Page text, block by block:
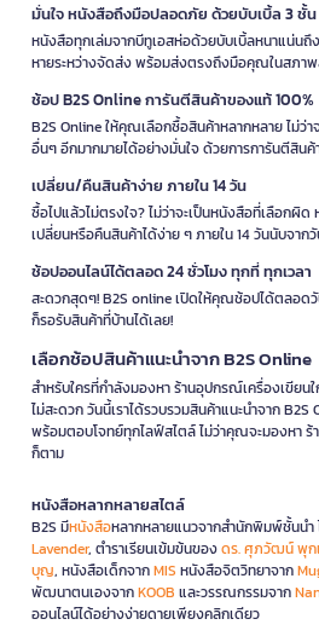
มั่นใจ หนังสือถึงมือปลอดภัย ด้วยบับเบิ้ล 3 ชั้น
หนังสือทุกเล่มจากบีทูเอสห่อด้วยบับเบิ้ลหนาแน่นถึ
หายระหว่างจัดส่ง พร้อมส่งตรงถึงมือคุณในสภา
ช้อป B2S Online การันตีสินค้าของแท้ 100%
B2S Online ให้คุณเลือกซื้อสินค้าหลากหลาย ไม่ว่า
อื่นๆ อีกมากมายได้อย่างมั่นใจ ด้วยการการันตีสิน
เปลี่ยน/คืนสินค้าง่าย ภายใน 14 วัน
ซื้อไปแล้วไม่ตรงใจ? ไม่ว่าจะเป็นหนังสือที่เลือก
เปลี่ยนหรือคืนสินค้าได้ง่าย ๆ ภายใน 14 วันนับจาก
ช้อปออนไลน์ได้ตลอด 24 ชั่วโมง ทุกที่ ทุกเวลา
สะดวกสุดๆ! B2S online เปิดให้คุณช้อปได้ตลอด
ก็รอรับสินค้าที่บ้านได้เลย!
เลือกช้อปสินค้าแนะนำจาก B2S Online
สำหรับใครที่กำลังมองหา ร้านอุปกรณ์เครื่องเขียน
ไม่สะดวก วันนี้เราได้รวบรวมสินค้าแนะนำจาก
พร้อมตอบโจทย์ทุกไลฟ์สไตล์ ไม่ว่าคุณจะมองหา
ก็ตาม
หนังสือหลากหลายสไตล์
B2S มีหนังสือหลากหลายแนวจากสำนักพิมพ์ชั้นนำ
Lavender, ตำราเรียนเข้มข้นของดร. ศุภวัฒน์ พุก
บุญ, หนังสือเด็กจากMIS หนังสือจิตวิทยาจาก
พัฒนาตนเองจากKOOB และวรรณกรรมจาก
ออนไลน์ได้อย่างง่ายดายเพียงคลิกเดียว